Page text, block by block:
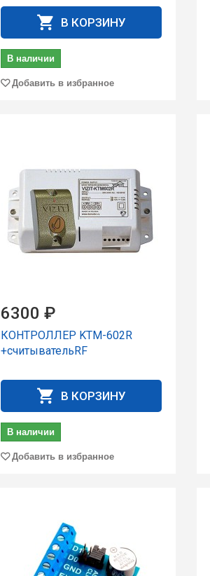
В КОРЗИНУ
В наличии
Добавить в избранное
6300 ₽
КОНТРОЛЛЕР KTM-602R
+считывательRF
В КОРЗИНУ
В наличии
Добавить в избранное